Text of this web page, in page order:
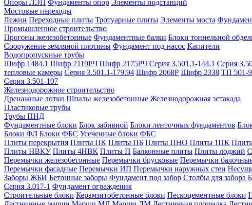
Опоры ЛЭП Фундаменты опор Элементы подстанций
Мостовые переходы
Лежни Переходные плиты Тротуарные плиты Элементы моста
Промышленное строительство
Прогоны железобетонные Фундаментные балки Блоки тоннельной
Сооружение земляной плотины Фундамент под насос Капители
Водопропускные трубы
Шифр 1484.1 Шифр 2119РЧ Шифр 2175РЧ Серия 3.501.1-144.1 Серия
тепловые камеры Серия 3.501.1-179.94 Шифр 2068Р Шифр 2338 ТП 501-
Серия 3.501-107
Железнодорожное строительство
Дренажные лотки Шпалы железобетонные Железнодорожная эстакада
Пластиковые трубы
Трубы ПНД
Фундаментные блоки Блок забивной Блоки ленточных фундаментов
Блоки ФЛ Блоки ФБС Усеченные блоки ФБС
Плиты перекрытия Плиты ПК Плиты ПБ Плиты ПНО Плиты 1ПК
Плиты НВКУ Плиты 4НВК Плиты П Балконные плиты Плиты лоджий
Перемычки железобетонные Перемычки брусковые Перемычки
Перемычки фасадные Перемычки ИП Перемычки наружных стен
Заборы ЖБИ Бетонные заборы Фундамент под забор Столбы для забора
Серия 3.017-1 Фундамент ограждения
Строительные блоки Керамзитобетонные блоки Пескоцементные блоки